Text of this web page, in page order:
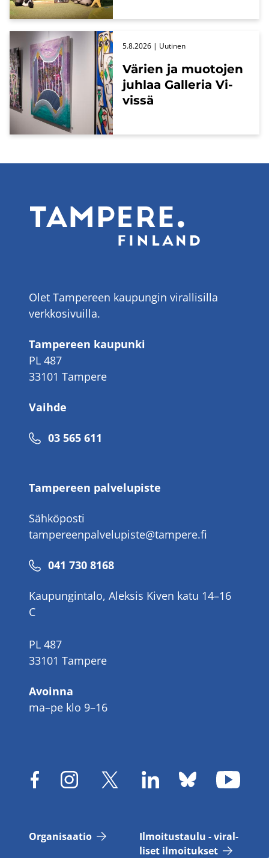
Vä­rien ja muo­to­jen
juh­laa Gal­le­ria Vi­
vis­sä
5.8.2026 | Uu­ti­nen
Olet Tampereen kaupungin virallisilla
verkkosivuilla.
Tampereen kaupunki
PL 487
33101 Tampere
Vaihde
Puhelinnumero
03 565 611
Tampereen palvelupiste
Sähköposti
tampereenpalvelupiste@tampere.fi
Puhelinnumero
041 730 8168
Kaupungintalo, Aleksis Kiven katu 14–16
C
PL 487
33101 Tampere
Avoinna
ma–pe klo 9–16
Or­ga­ni­saa­tio
Il­moi­tus­tau­lu - vi­ral­
li­set il­moi­tuk­set